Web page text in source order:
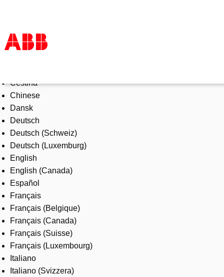
Products & Solutions
Industries
Services
About us
Where to buy
Contact us
Careers
Čeština
Chinese
Dansk
Deutsch
Deutsch (Schweiz)
Deutsch (Luxemburg)
English
English (Canada)
Español
Français
Français (Belgique)
Français (Canada)
Français (Suisse)
Français (Luxembourg)
Italiano
Italiano (Svizzera)